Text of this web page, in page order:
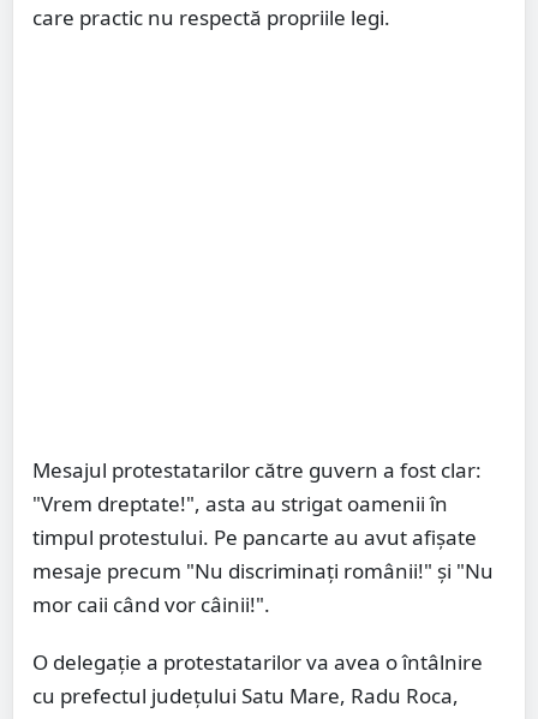
care practic nu respectă propriile legi.
Mesajul protestatarilor către guvern a fost clar:
"Vrem dreptate!", asta au strigat oamenii în
timpul protestului. Pe pancarte au avut afișate
mesaje precum "Nu discriminați românii!" și "Nu
mor caii când vor câinii!".
O delegație a protestatarilor va avea o întâlnire
cu prefectul județului Satu Mare, Radu Roca,